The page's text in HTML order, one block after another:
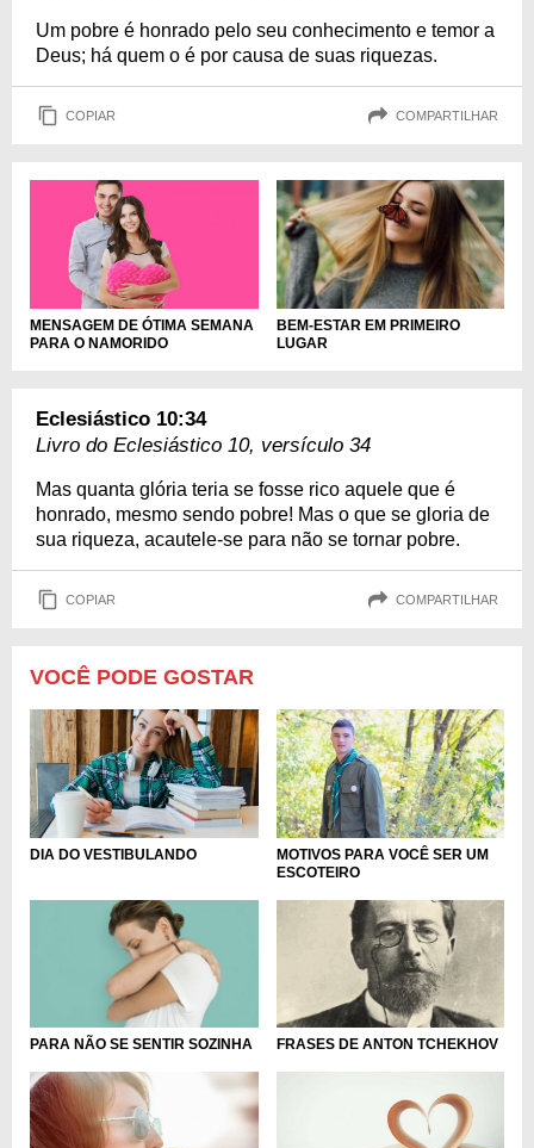
Um pobre é honrado pelo seu conhecimento e temor a
Deus; há quem o é por causa de suas riquezas.
COPIAR COMPARTILHAR
MENSAGEM DE ÓTIMA SEMANA
PARA O NAMORIDO
BEM-ESTAR EM PRIMEIRO
LUGAR
Eclesiástico 10:34
Livro do Eclesiástico 10, versículo 34
Mas quanta glória teria se fosse rico aquele que é
honrado, mesmo sendo pobre! Mas o que se gloria de
sua riqueza, acautele-se para não se tornar pobre.
COPIAR COMPARTILHAR
VOCÊ PODE GOSTAR
DIA DO VESTIBULANDO
MOTIVOS PARA VOCÊ SER UM
ESCOTEIRO
PARA NÃO SE SENTIR SOZINHA FRASES DE ANTON TCHEKHOV